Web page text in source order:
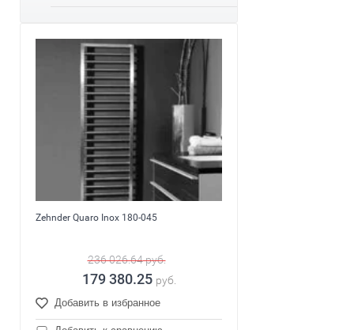
Zehnder Quaro Inox 180-045
236 026.64руб.
179 380.25 руб.
Добавить в избранное